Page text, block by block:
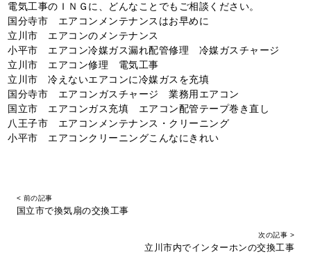
電気工事のＩＮＧに、どんなことでもご相談ください。
国分寺市 エアコンメンテナンスはお早めに
立川市 エアコンのメンテナンス
小平市 エアコン冷媒ガス漏れ配管修理 冷媒ガスチャージ
立川市 エアコン修理 電気工事
立川市 冷えないエアコンに冷媒ガスを充填
国分寺市 エアコンガスチャージ 業務用エアコン
国立市 エアコンガス充填 エアコン配管テープ巻き直し
八王子市 エアコンメンテナンス・クリーニング
小平市 エアコンクリーニングこんなにきれい
< 前の記事
国立市で換気扇の交換工事
次の記事 >
立川市内でインターホンの交換工事